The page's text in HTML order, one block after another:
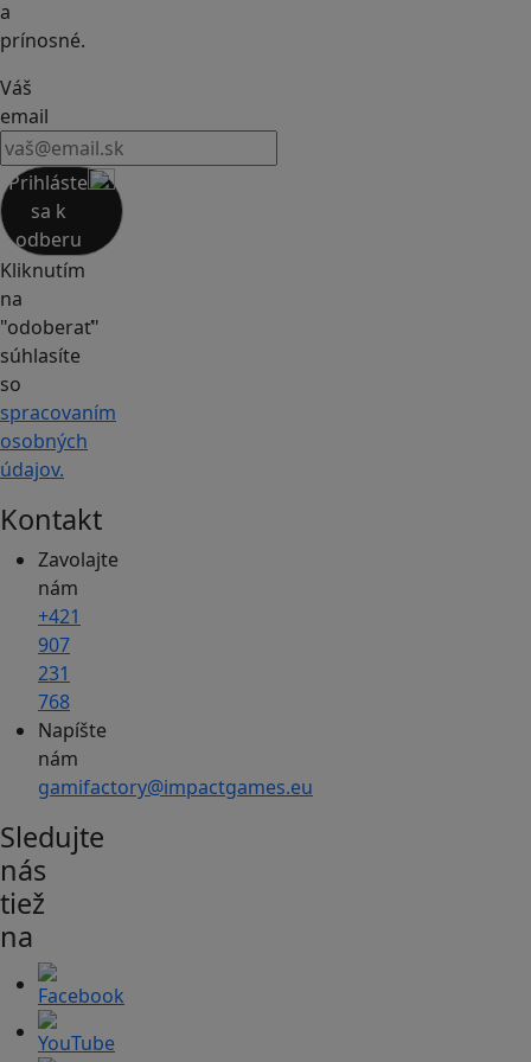
a
prínosné.
Váš
email
Prihláste
sa k
odberu
Kliknutím
na
"odoberať"
súhlasíte
so
spracovaním
osobných
údajov.
Kontakt
Zavolajte
nám
+421
907
231
768
Napíšte
nám
gamifactory@impactgames.eu
Sledujte
nás
tiež
na